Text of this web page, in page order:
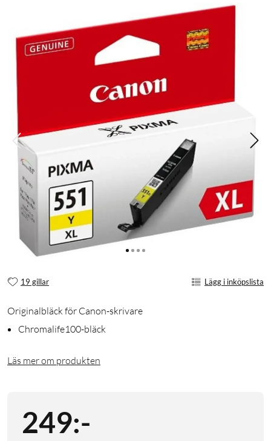
19 gillar Lägg i inköpslista
Originalbläck för Canon-skrivare
Chromalife100-bläck
Läs mer om produkten
249:-